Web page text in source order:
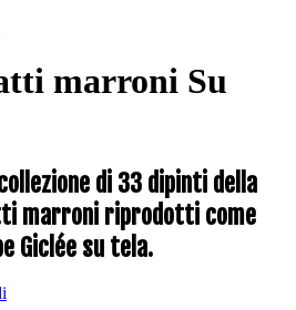
marroni Su
di 33 dipinti della
marroni riprodotti come
Giclée su tela.